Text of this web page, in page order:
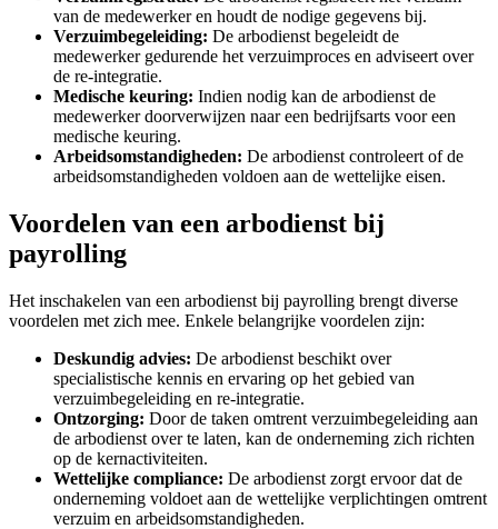
van de medewerker en houdt de nodige gegevens bij.
Verzuimbegeleiding: De arbodienst begeleidt de
medewerker gedurende het verzuimproces en adviseert over
de re-integratie.
Medische keuring: Indien nodig kan de arbodienst de
medewerker doorverwijzen naar een bedrijfsarts voor een
medische keuring.
Arbeidsomstandigheden: De arbodienst controleert of de
arbeidsomstandigheden voldoen aan de wettelijke eisen.
Voordelen van een arbodienst bij
payrolling
Het inschakelen van een arbodienst bij payrolling brengt diverse
voordelen met zich mee. Enkele belangrijke voordelen zijn:
Deskundig advies: De arbodienst beschikt over
specialistische kennis en ervaring op het gebied van
verzuimbegeleiding en re-integratie.
Ontzorging: Door de taken omtrent verzuimbegeleiding aan
de arbodienst over te laten, kan de onderneming zich richten
op de kernactiviteiten.
Wettelijke compliance: De arbodienst zorgt ervoor dat de
onderneming voldoet aan de wettelijke verplichtingen omtrent
verzuim en arbeidsomstandigheden.